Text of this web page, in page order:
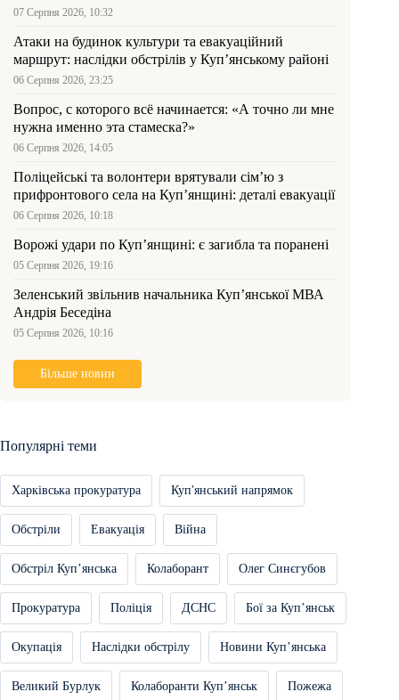
07 Серпня 2026, 10:32
Атаки на будинок культури та евакуаційний
маршрут: наслідки обстрілів у Куп’янському районі
06 Серпня 2026, 23:25
Вопрос, с которого всё начинается: «А точно ли мне
нужна именно эта стамеска?»
06 Серпня 2026, 14:05
Поліцейські та волонтери врятували сім’ю з
прифронтового села на Куп’янщині: деталі евакуації
06 Серпня 2026, 10:18
Ворожі удари по Куп’янщині: є загибла та поранені
05 Серпня 2026, 19:16
Зеленський звільнив начальника Купʼянської МВА
Андрія Беседіна
05 Серпня 2026, 10:16
Більше новин
Популярні теми
Харківська прокуратура Куп'янський напрямок
Обстріли Евакуація Війна
Обстріл Купʼянська Колаборант Олег Синєгубов
Прокуратура Поліція ДСНС Бої за Купʼянськ
Окупація Наслідки обстрілу Новини Купʼянська
Великий Бурлук Колаборанти Купʼянськ Пожежа